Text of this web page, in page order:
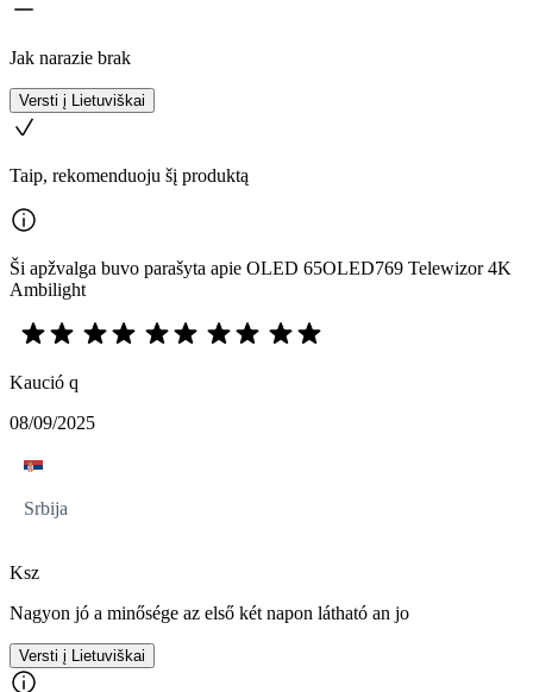
Jak narazie brak
Versti į Lietuviškai
Taip, rekomenduoju šį produktą
Ši apžvalga buvo parašyta apie OLED 65OLED769 Telewizor 4K
Ambilight
Kaució q
08/09/2025
Srbija
Ksz
Nagyon jó a minősége az első két napon látható an jo
Versti į Lietuviškai